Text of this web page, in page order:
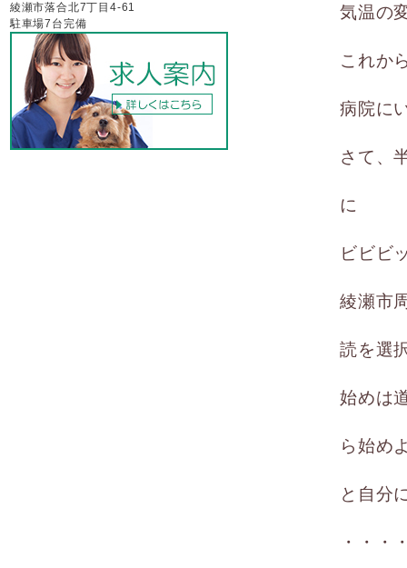
気温の
これか
病院に
さて、
に
ビビビ
綾瀬市
読を選
始めは
ら始め
と自分
・・・
綾瀬市落合北7丁目4-61
駐車場7台完備